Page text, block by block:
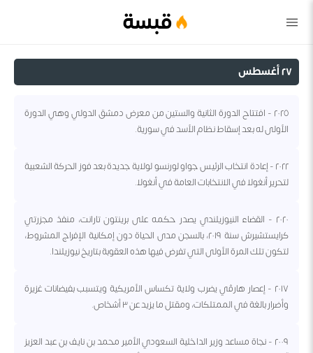
قبسة
٢٧ أغسطس
٢٠٢٥ - افتتاح الدورة الثانية والستين من معرض دمشق الدولي وهي الدورة
الأولى له بعد إسقاط نظام الأسد في سورية.
٢٠٢٢ - إعادة انتخاب الرئيس جواو لورنسو لولاية جديدة بعد فوز الحركة الشعبية
لتحرير أنغولا في الانتخابات العامة في أنغولا.
٢٠٢٠ - القضاء النيوزيلندي يصدر حكمه على برينتون تارانت، منفذ مجزرتي
كرايستشيرش سنة ٢٠١٩، بالسجن مدى الحياة دون إمكانية الإفراج المشروط،
لتكون تلك المرة الأولى التي تفرض فيها هذه العقوبة بتاريخ نيوزيلندا.
٢٠١٧ - إعصار هارڤي يضرب ولاية تكساس الأمريكية ويتسبب بفيضانات غزيرة
وأضرار بالغة في الممتلكات، ومقتل ما يزيد عن ٣ أشخاص.
٢٠٠٩ - نجاة مساعد وزير الداخلية السعودي الأمير محمد بن نايف بن عبد العزيز